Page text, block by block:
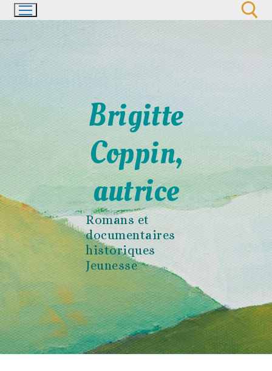
Aller
au
Brigitte
Coppin,
autrice
Romans et
documentaires
historiques
Jeunesse